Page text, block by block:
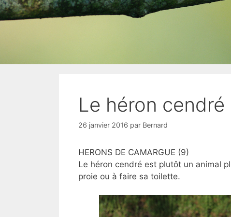
Le héron cendré
26 janvier 2016 par Bernard
HERONS DE CAMARGUE (9)
Le héron cendré est plutôt un animal
proie ou à faire sa toilette.